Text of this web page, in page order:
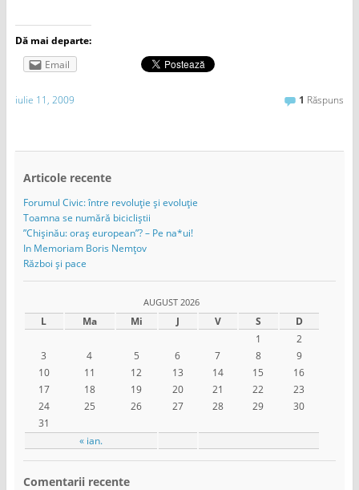
Dă mai departe:
Email
iulie 11, 2009 1 Răspuns
Articole recente
Forumul Civic: între revoluție și evoluție
Toamna se numără bicicliștii
”Chișinău: oraș european”? – Pe na*ui!
In Memoriam Boris Nemțov
Război și pace
AUGUST 2026
L Ma Mi J V S D
« ian.
1
2
3
4 5 6 7 8
9
10
11 12 13 14 15
16
17
18 19 20 21 22
23
24
25 26 27 28 29
30
31
Comentarii recente